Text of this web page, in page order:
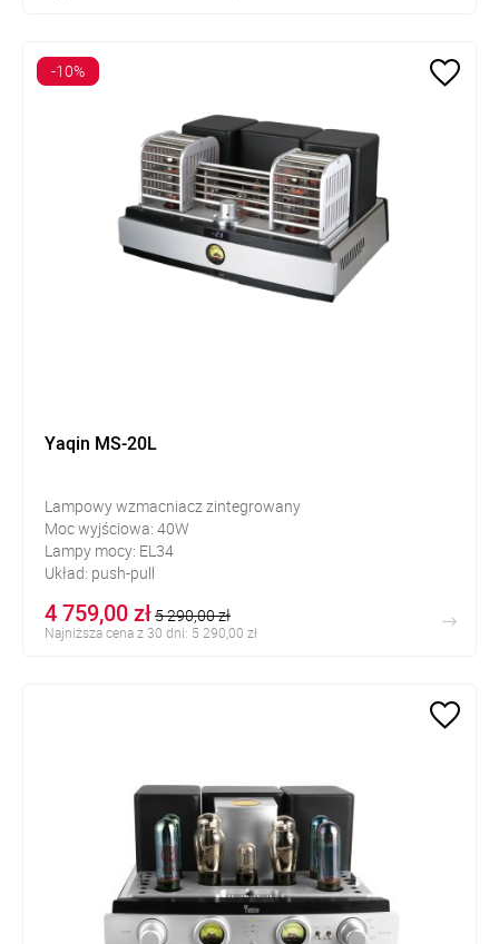
Yaqin MS-20L
Lampowy wzmacniacz zintegrowany
Moc wyjściowa: 40W
Lampy mocy: EL34
Układ: push-pull
4 759,00 zł5 290,00 zł
Najniższa cena z 30 dni: 5 290,00 zł
-10%